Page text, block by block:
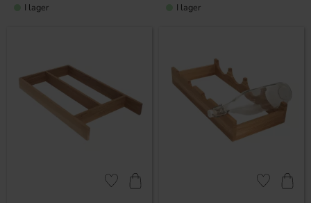
I lager I lager
Lägg till i favoriter Lägg till i